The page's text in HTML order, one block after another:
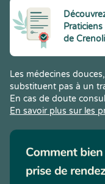
de
Les médecines
substituent pas à un
En cas de doute
En savoir plus sur les